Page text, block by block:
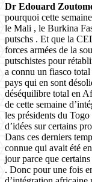
Dr Edouard
pourquoi cette
le Mali , le Burkina
putschs . Et que la
forces armées de la
putschistes pour
a connu un fiasco
pays qui en sont
déséquilibre total en
de cette semaine
les présidents du
d’idées sur certains
Dans ces derniers
connue qui avait été
jour parce que
. Donc pour une fois